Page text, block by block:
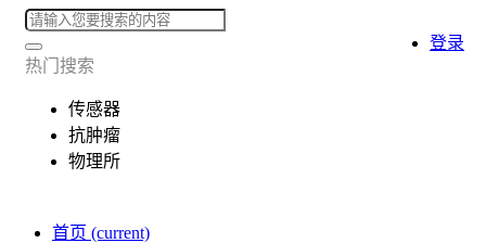
热门搜索
传感器
抗肿瘤
物理所
首页 (current)
登录